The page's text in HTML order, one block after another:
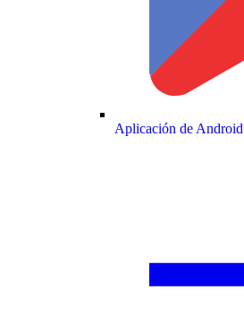
Aplicación de Android